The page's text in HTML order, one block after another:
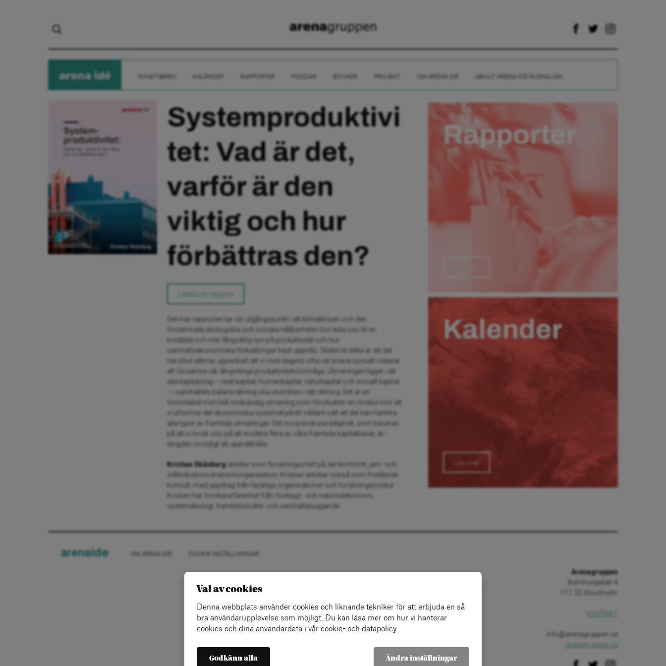
arenaide KALENDER RAPPORTER BÖCKER PROJEKT OM ARENA IDÉ ABOUT ARENA IDÉ IN ENGLISH
Systemproduktivi
tet: Vad är det,
varför är den
viktig och hur
förbättras den?
Ladda ner rapport
Den här rapporten tar sin utgångspunkt i att klimatkrisen och den
försämrade ekologiska och sociala hållbarheten bör leda oss till en
breddad och mer långsiktig syn på produktivitet och hur
samhällsekonomiska förbättringar bäst uppnås. Skälet till detta är att det
har blivit alltmer uppenbart att vi med dagens ofta väl snäva synsätt riskerar
att försämra vår långsiktiga produktivitetsförmåga. Utmaningen ligger i att
alla kapitalslag – realt kapital, humankapital, naturkapital och socialt kapital
– i samhällets balansräkning ska utvecklas i rätt riktning. Det är en
formidabel men helt nödvändig utmaning som förutsätter en rörelse mot att
vi utformar det ekonomiska systemet på ett sådant sätt att det kan hantera
alla typer av framtida utmaningar. Det nuvarande paradigmet, som baseras
på att vi livnär oss på att erodera flera av våra framtida kapitalbaser, är i
längden omöjligt att upprätthålla.
Kristian Skånbergarbetar som forskningschef på Jernkontoret, järn- och
stålindustrins branschorganisation. Kristian arbetar också som fristående
konsult, med uppdrag från fackliga organisationer och forskningsinstitut.
Kristian har forskarerfarenhet från företags- och nationalekonomi,
systemekologi, framtidsstudier och samhällsbyggande.
Rapporter
Kalender
Läs mer
arenaide OM ARENA IDÉ COOKIE-INSTÄLLNINGAR
Arenagruppen
Barnhusgatan 4
111 23 Stockholm
info@arenagruppen.se
arenagruppen.se
Val av cookies
Denna webbplats använder cookies och liknande tekniker för att erbjuda en så
bra användarupplevelse som möjligt. Du kan läsa mer om hur vi hanterar
cookies och dina användardata i vår cookie- och datapolicy.
Godkänn alla Ändra inställningar